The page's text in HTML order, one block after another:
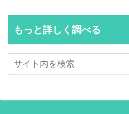
もっと詳しく調べる